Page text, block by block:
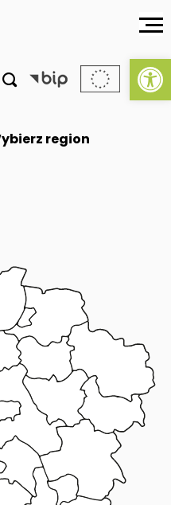

region